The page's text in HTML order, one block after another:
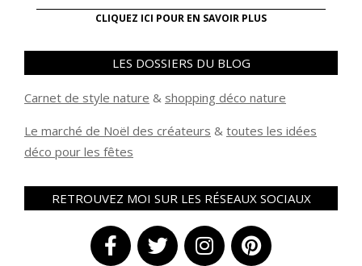
CLIQUEZ ICI POUR EN SAVOIR PLUS
LES DOSSIERS DU BLOG
Carnet de style nature & shopping déco nature
Le marché de Noël des créateurs & toutes les idées
déco pour les fêtes
RETROUVEZ MOI SUR LES RÉSEAUX SOCIAUX